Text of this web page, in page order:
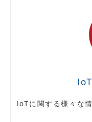
IoTに関する様々な